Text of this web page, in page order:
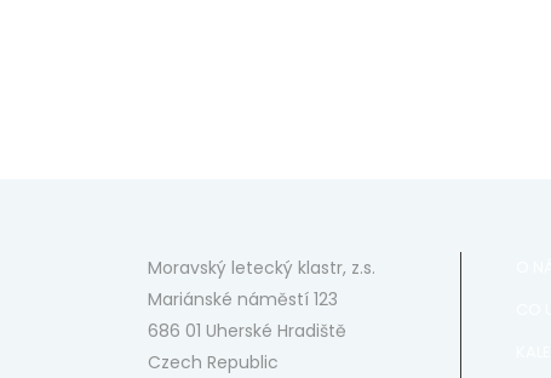
Moravský letecký klastr, z.s.
Mariánské náměstí 123
686 01 Uherské Hradiště
Czech Republic